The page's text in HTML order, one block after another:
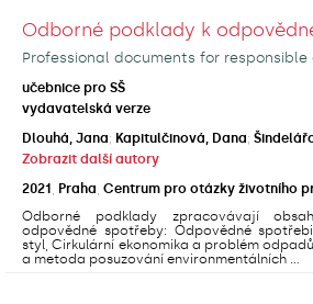
Odborné podklady k
Professional documents for responsible
učebnice pro SŠ
vydavatelská verze
Dlouhá, Jana; Kapitulčinová, Dana;
Zobrazit další autory
2021
Praha Centrum pro otázky životního
Odborné podklady zpracovávají
odpovědné spotřeby: Odpovědné
styl, Cirkulární ekonomika a problém
a metoda posuzování environmentálních ...